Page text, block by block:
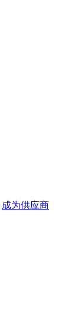
成为供应商